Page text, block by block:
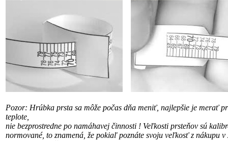
Pozor: Hrúbka prsta sa môže počas dňa meniť, najlepšie je merať
teplote,
nie bezprostredne po namáhavej činnosti ! Veľkosti prsteňov sú
normované, to znamená, že pokiaľ poznáte svoju veľkosťz nákupu v